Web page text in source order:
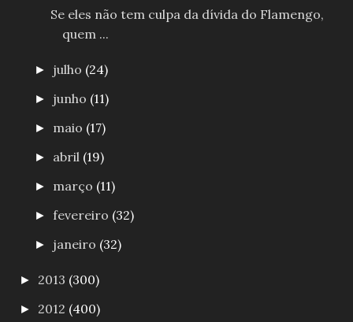
Se eles não tem culpa da dívida do Flamengo,
quem ...
► julho (24)
► junho (11)
► maio (17)
► abril (19)
► março (11)
►fevereiro (32)
► janeiro (32)
► 2013 (300)
► 2012 (400)